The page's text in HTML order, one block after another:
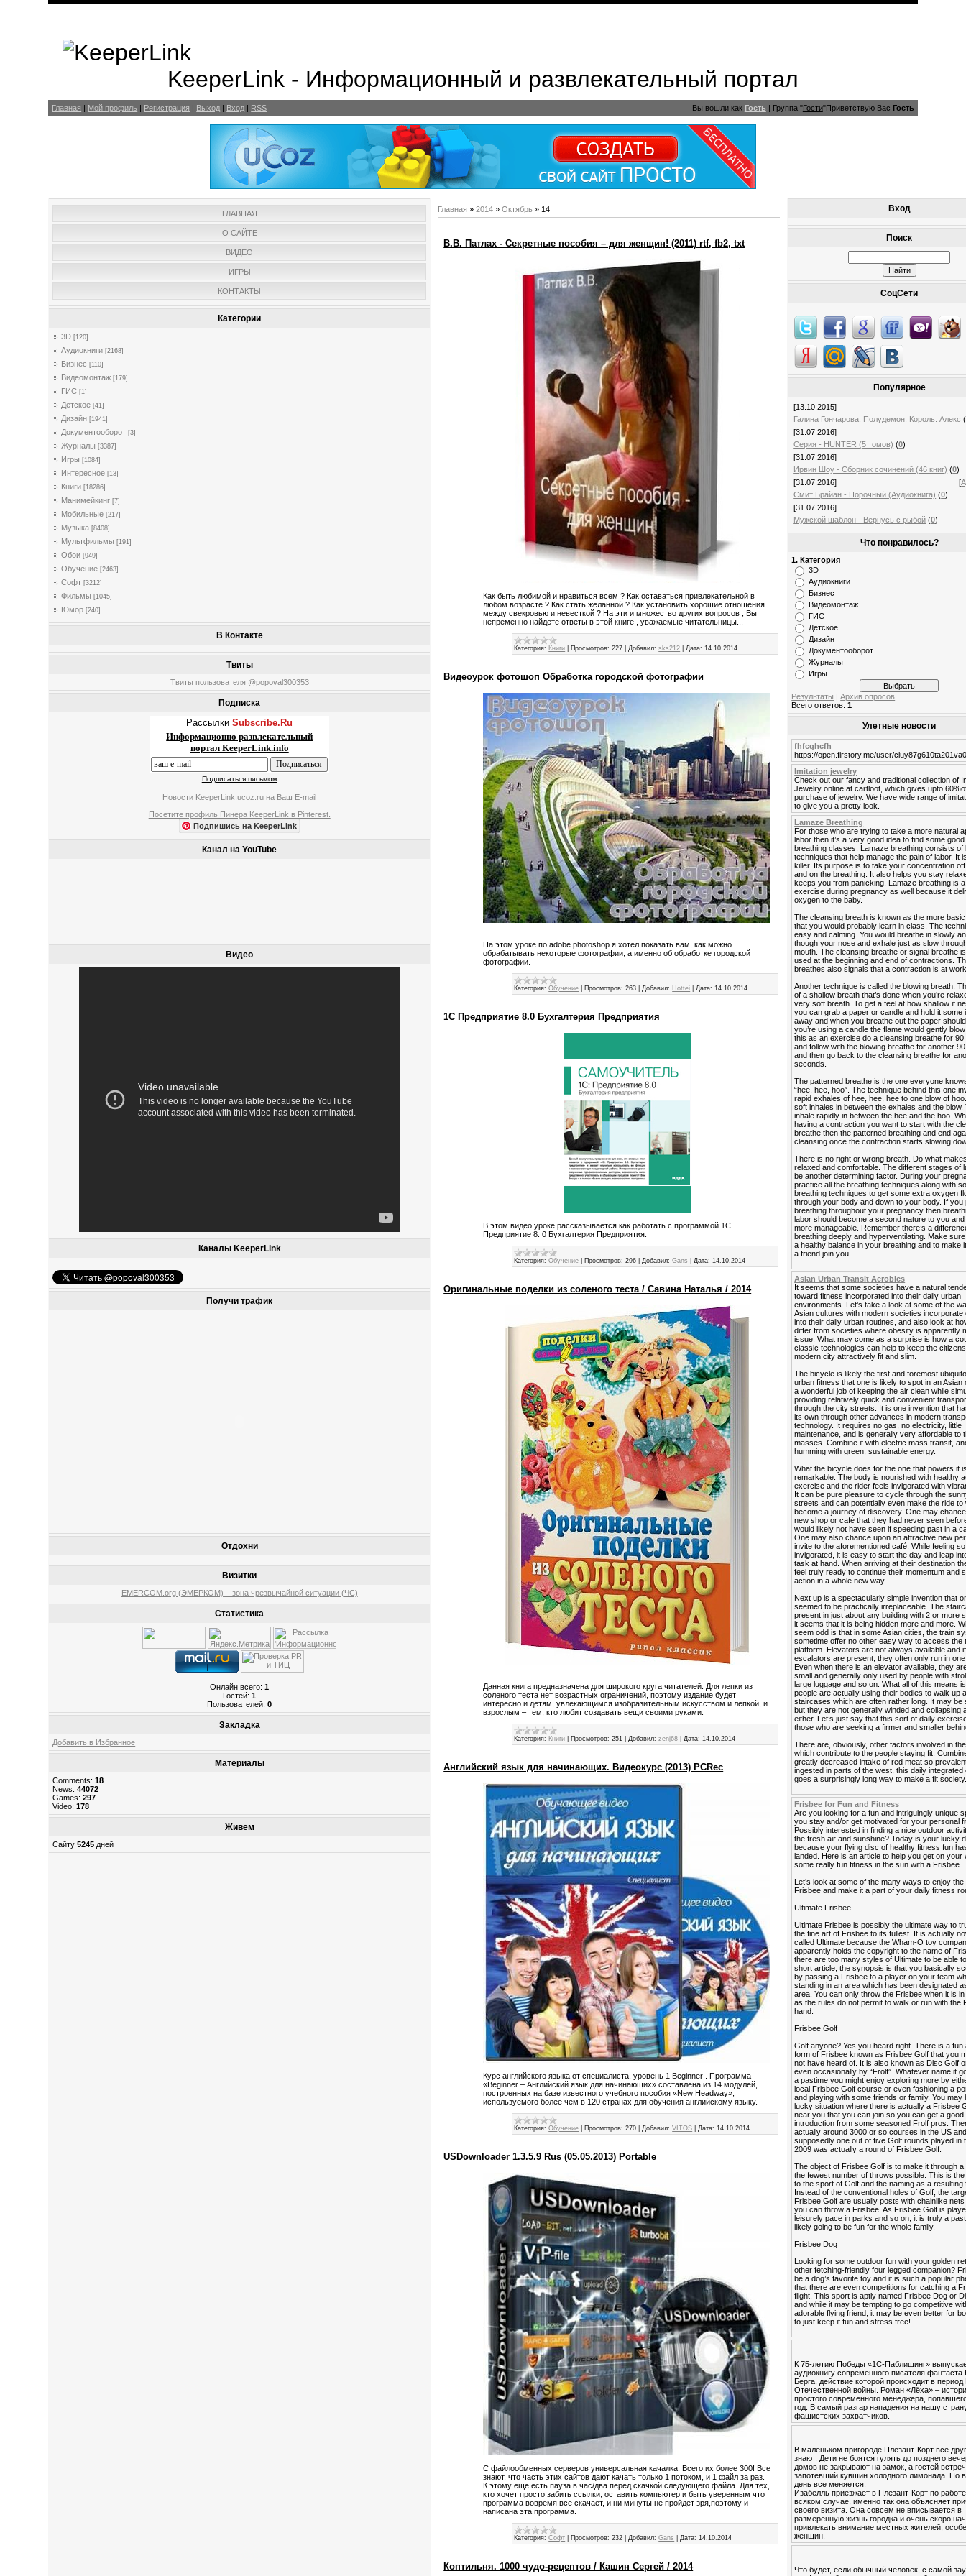
KeeperLink - Информационный и развлекательный портал
Главная | Мой профиль | Регистрация | Выход | Вход | RSS Вы вошли как Гость | Группа"Гости"Приветствую Вас Гость
ГЛАВНАЯ
О САЙТЕ
ВИДЕО
ИГРЫ
КОНТАКТЫ
Категории
3D [120]
Аудиокниги [2168]
Бизнес [110]
Видеомонтаж [179]
ГИС [1]
Детское [41]
Дизайн [1941]
Документооборот [3]
Журналы [3387]
Игры [1084]
Интересное [13]
Книги [18286]
Манимейкинг [7]
Мобильные [217]
Музыка [8408]
Мультфильмы [191]
Обои [949]
Обучение [2463]
Софт [3212]
Фильмы [1045]
Юмор [240]
В Контакте
Твиты
Твиты пользователя @popoval300353
Подписка
РассылкиSubscribe.Ru
Информационно развлекательный
портал KeeperLink.info
Подписаться письмом
Новости KeeperLink.ucoz.ru на Ваш E-mail
Посетите профиль Пинера KeeperLink в Pinterest.
Подпишись на KeeperLink
Канал на YouTube
Видео
Каналы KeeperLink
Получи трафик
Отдохни
Визитки
EMERCOM.org (ЭМЕРКОМ) – зона чрезвычайной ситуации (ЧС)
Статистика
Онлайн всего:1
Гостей:1
Пользователей:0
Закладка
Добавить в Избранное
Материалы
Comments:18
News:44072
Games:297
Video:178
Живем
Сайту5245 дней
Главная »2014 » Октябрь » 14
В.В. Патлах - Секретные пособия – для женщин! (2011) rtf, fb2, txt
Как быть любимой и нравиться всем ? Как оставаться привлекательной в
любом возрасте ? Как стать желанной ? Как установить хорошие отношения
между свекровью и невесткой ? На эти и множество других вопросов , Вы
непременно найдете ответы в этой книге , уважаемые читательницы...
Категория: Книги Просмотров: 227 |Добавил: sks212 |Дата: 14.10.2014
Видеоурок фотошоп Обработка городской фотографии
На этом уроке по adobe photoshop я хотел показать вам, как можно
обрабатывать некоторые фотографии, а именно об обработке городской
фотографии.
Категория: Обучение Просмотров: 263 |Добавил: Hottei |Дата: 14.10.2014
1С Предприятие 8.0 Бухгалтерия Предприятия
В этом видео уроке рассказывается как работать с программой 1С
Предприятие 8. 0 Бухгалтерия Предприятия.
Категория: Обучение Просмотров: 296 |Добавил: Gans |Дата: 14.10.2014
Оригинальные поделки из соленого теста / Савина Наталья / 2014
Данная книга предназначена для широкого круга читателей. Для лепки из
соленого теста нет возрастных ограничений, поэтому издание будет
интересно и детям, увлекающимся изобразительным искусством и лепкой, и
взрослым – тем, кто любит создавать вещи своими руками.
Категория: Книги Просмотров: 251 |Добавил: zenj68 |Дата: 14.10.2014
Английский язык для начинающих. Видеокурс (2013) PCRec
Курс английского языка от специалиста, уровень 1 Beginner . Программа
«Beginner – Английский язык для начинающих» составлена из 14 модулей,
построенных на базе известного учебного пособия «New Нeadway»,
используемого более чем в 120 странах для обучения английскому языку.
Категория: Обучение Просмотров: 270 |Добавил: VITOS |Дата: 14.10.2014
USDownloader 1.3.5.9 Rus (05.05.2013) Portable
С файлообменных серверов универсальная качалка. Всего их более 300! Все
знают, что часть этих сайтов дают качать только 1 потоком, и 1 файл за раз.
К этому еще есть пауза в час/два перед скачкой следующего файла. Для тех,
кто хочет просто забить ссылки, оставить компьютер и быть уверенным что
программа вовремя все скачает, и ни минуты не пройдет зря,поэтому и
написана эта программа.
Категория: Софт Просмотров: 232 |Добавил: Gans |Дата: 14.10.2014
Коптильня. 1000 чудо-рецептов / Кашин Сергей / 2014
Вход
Поиск
СоцСети
Популярное
[13.10.2015]
Галина Гончарова. Полудемон. Король. Алекс (
[31.07.2016]
Серия - HUNTER (5 томов) (0)
[31.07.2016]
Ирвин Шоу - Сборник сочинений (46 книг) (0)
[31.07.2016]
[
Смит Брайан - Порочный (Аудиокнига) (0)
[31.07.2016]
Мужской шаблон - Вернусь с рыбой (0)
Что понравилось?
1. Категория
3D
Аудиокниги
Бизнес
Видеомонтаж
ГИС
Детское
Дизайн
Документооборот
Журналы
Игры
Результаты |Архив опросов
Всего ответов:1
Улетные новости
fhfcghcfh
https://open.firstory.me/user/
Imitation jewelry
Check out our fancy and traditional collection of
Jewelry online at cartloot, which gives upto
purchase of jewelry. We have wide range of
to give you a pretty look.
Lamaze Breathing
For those who are trying to take a more natural
labor then it’s a very good idea to find some
breathing classes. Lamaze breathing consists of
techniques that help manage the pain of labor. It
killer. Its purpose is to take your concentration
and on the breathing. It also helps you stay
keeps you from panicking. Lamaze breathing is
exercise during pregnancy as well because it
oxygen to the baby.
The cleansing breath is known as the more
that you would probably learn in class. The
easy and calming. You would breathe in slowly
though your nose and exhale just as slow
mouth. The cleansing breathe or signal breathe
used at the beginning and end of contractions.
breathes also signals that a contraction is at
Another technique is called the blowing breath.
of a shallow breath that’s done when you’re
very soft breath. To get a feel at how shallow it
you can grab a paper or candle and hold it some
away and when you breathe out the paper
you’re using a candle the flame would gently
this as an exercise do a cleansing breathe for
and follow with the blowing breathe for another
and then go back to the cleansing breathe for
seconds.
The patterned breathe is the one everyone
“hee, hee, hoo”. The technique behind this one
rapid exhales of hee, hee, hee to one blow of
soft inhales in between the exhales and the blow.
inhale rapidly in between the hee and the hoo.
having a contraction you want to start with the
breathe then the patterned breathing and end
cleansing once the contraction starts slowing
There is no right or wrong breath. Do what
relaxed and comfortable. The different stages of
be another determining factor. During your
practice all the breathing techniques along with
breathing techniques to get some extra oxygen
through your body and down to your body. If you
breathing throughout your pregnancy then
labor should become a second nature to you and
more manageable. Remember there’s a
breathing deeply and hyperventilating. Make
a healthy balance in your breathing and to make
a friend join you.
Asian Urban Transit Aerobics
It seems that some societies have a natural
toward fitness incorporated into their daily urban
environments. Let’s take a look at some of the
Asian cultures with modern societies incorporate
into their daily urban routines, and also look at
differ from societies where obesity is apparently
issue. What may come as a surprise is how a
classic technologies can help to keep the
modern city attractively fit and slim.
The bicycle is likely the first and foremost
urban fitness that one is likely to spot in an Asian
a wonderful job of keeping the air clean while
providing relatively quick and convenient
through the city streets. It is one invention that
its own through other advances in modern
technology. It requires no gas, no electricity, little
maintenance, and is generally very affordable to
masses. Combine it with electric mass transit,
humming with green, sustainable energy.
What the bicycle does for the one that powers it
remarkable. The body is nourished with healthy
exercise and the rider feels invigorated with
It can be pure pleasure to cycle through the
streets and can potentially even make the ride to
become a journey of discovery. One may
new shop or café that they had never seen
would likely not have seen if speeding past in a
One may also chance upon an attractive new
invite to the aforementioned café. While feeling so
invigorated, it is easy to start the day and leap
task at hand. When arriving at their destination
feel truly ready to continue their momentum and
action in a whole new way.
Next up is a spectacularly simple invention that
seemed to be practically irreplaceable. The
present in just about any building with 2 or more
it seems that it is being hidden more and more.
seem odd is that in some Asian cities, the train
sometime offer no other easy way to access the
platform. Elevators are not always available and if
escalators are present, they often only run in
Even when there is an elevator available, they
small and generally only used by people with
large luggage and so on. What all of this means
people are actually using their bodies to walk up
staircases which are often rather long. It may be
but they are not generally winded and collapsing
either. Let’s just say that this sort of daily
those who are seeking a firmer and smaller
There are, obviously, other factors involved in
which contribute to the people staying fit.
greatly decreased intake of red meat so
ingested in parts of the west, this daily integrated
goes a surprisingly long way to make a fit
Frisbee for Fun and Fitness
Are you looking for a fun and intriguingly unique
you stay and/or get motivated for your personal
Possibly interested in finding a nice outdoor
the fresh air and sunshine? Today is your lucky
because your flying disc of healthy fitness fun
landed. Here is an article to help you get on your
some really fun fitness in the sun with a Frisbee.
Let’s look at some of the many ways to enjoy the
Frisbee and make it a part of your daily fitness
Ultimate Frisbee
Ultimate Frisbee is possibly the ultimate way to
the fine art of Frisbee to its fullest. It is actually
called Ultimate because the Wham-O toy
apparently holds the copyright to the name of
there are too many styles of Ultimate to be able
short article, the synopsis is that you basically
by passing a Frisbee to a player on your team
standing in an area which has been designated
area. You can only throw the Frisbee when it is
as the rules do not permit to walk or run with the
hand.
Frisbee Golf
Golf anyone? Yes you heard right. There is a fun
form of Frisbee known as Frisbee Golf that you
not have heard of. It is also known as Disc Golf
even occasionally by “Frolf”. Whatever name it
a pastime you might enjoy exploring more by
local Frisbee Golf course or even fashioning a
and playing with some friends or family. You may
lucky situation where there is actually a Frisbee
near you that you can join so you can get a good
introduction from some seasoned Frolf pros.
actually around 3000 or so courses in the US
supposedly one out of five Golf rounds played in
2009 was actually a round of Frisbee Golf.
The object of Frisbee Golf is to make it through
the fewest number of throws possible. This is
to the sport of Golf and the naming as a resulting
Instead of the conventional holes of Golf, the
Frisbee Golf are usually posts with chainlike
you can throw a Frisbee. As Frisbee Golf is
leisurely pace in parks and so on, it is truly a
likely going to be fun for the whole family.
Frisbee Dog
Looking for some outdoor fun with your golden
other fetching-friendly four legged companion?
be a dog’s favorite toy and it is such a popular
that there are even competitions for catching a
flight. This sport is aptly named Frisbee Dog or
and while it may be tempting to go competitive
adorable flying friend, it may be even better for
to just keep it fun and stress free!
К 75-летию Победы «1С-Паблишинг»
аудиокнигу современного писателя фантаста
Берга, действие которой происходит в период
Отечественной войны. Роман «Лёха» –
простого современного менеджера,
год. В самый разгар нападения на нашу
фашистских захватчиков.
В маленьком пригороде Плезант-Корт все
знают. Дети не боятся гулять до позднего
домов не закрывают на замок, а гостей
запотевший кувшин холодного лимонада. Но
день все меняется.
Изабелль приезжает в Плезант-Корт по
всяком случае, именно так она объясняет
своего визита. Она совсем не вписывается в
размеренную жизнь городка и очень скоро
привлекать внимание местных жителей,
женщин.
Что будет, если обычный человек, с самой